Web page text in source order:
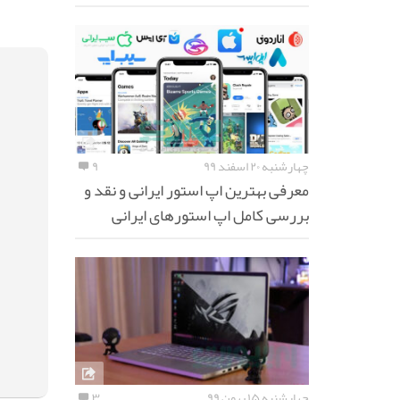
چهارشنبه ۲۰ اسفند ۹۹ ۹
معرفی بهترین اپ استور ایرانی و نقد و
بررسی کامل اپ استورهای ایرانی